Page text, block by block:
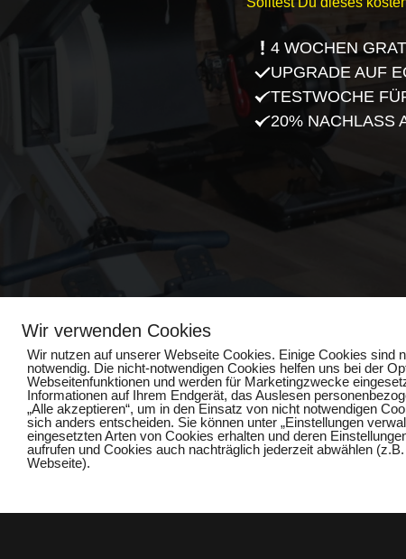
4 WOCHEN
UPGRADE AUF
TESTWOCHE
20% NACHLASS
Wir verwenden Cookies
Wir nutzen auf unserer Webseite Cookies. Einige Cookies sind
notwendig. Die nicht-notwendigen Cookies helfen uns bei der
Webseitenfunktionen und werden für Marketingzwecke
Informationen auf Ihrem Endgerät, das Auslesen
„Alle akzeptieren“, um in den Einsatz von nicht notwendigen
sich anders entscheiden. Sie können unter „Einstellungen
eingesetzten Arten von Cookies erhalten und deren
aufrufen und Cookies auch nachträglich jederzeit abwählen
Webseite).